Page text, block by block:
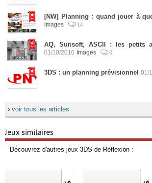
[NW] Planning : quand jouer à
Images
14
AQ, Sunsoft, ASCII : les petits
01/10/2010 Images 0
3DS : un planning prévisionnel 01/
› voir tous les articles
Jeux similaires
Découvrez d'autres jeux 3DS de Réflexion :